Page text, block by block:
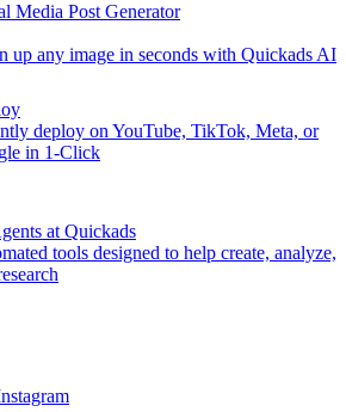
Media Post Generator
up any image in seconds with Quickads AI
deploy on YouTube, TikTok, Meta, or
in 1-Click
at Quickads
tools designed to help create, analyze,